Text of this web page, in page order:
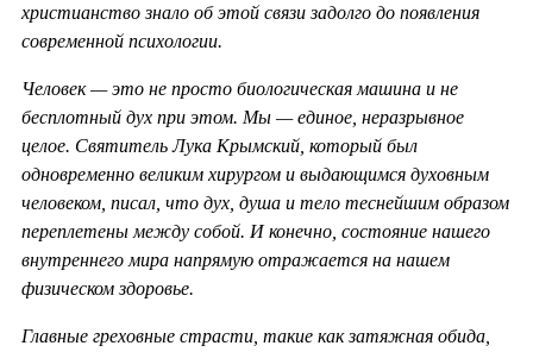
христианство знало об этой связи задолго до появления
современной психологии.
Человек — это не просто биологическая машина и не
бесплотный дух при этом. Мы — единое, неразрывное
целое. Святитель Лука Крымский, который был
одновременно великим хирургом и выдающимся духовным
человеком, писал, что дух, душа и тело теснейшим образом
переплетены между собой. И конечно, состояние нашего
внутреннего мира напрямую отражается на нашем
физическом здоровье.
Главные греховные страсти, такие как затяжная обида,